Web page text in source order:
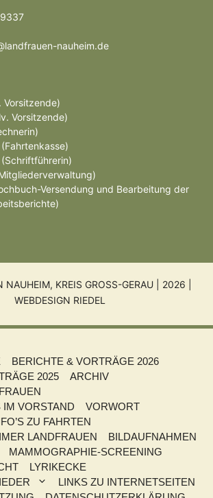
nauheim.de
Vorsitzende)
Vorsitzende)
Versendung und Bearbeitung der
KREIS GROSS-GERAU | 2026 |
WEBDESIGN RIEDEL
BERICHTE & VORTRÄGE 2026
2025
ARCHIV
VORSTAND
VORWORT
ZU FAHRTEN
LANDFRAUEN
BILDAUFNAHMEN
MAMMOGRAPHIE-SCREENING
LYRIKECKE
LINKS ZU INTERNETSEITEN